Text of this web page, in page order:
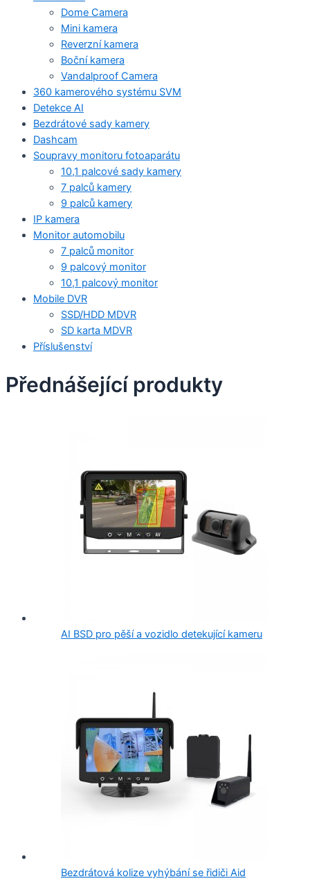
Dome Camera
Mini kamera
Reverzní kamera
Boční kamera
Vandalproof Camera
360 kamerového systému SVM
Detekce AI
Bezdrátové sady kamery
Dashcam
Soupravy monitoru fotoaparátu
10,1 palcové sady kamery
7 palců kamery
9 palců kamery
IP kamera
Monitor automobilu
7 palců monitor
9 palcový monitor
10,1 palcový monitor
Mobile DVR
SSD/HDD MDVR
SD karta MDVR
Příslušenství
Přednášející produkty
AI BSD pro pěší a vozidlo detekující kameru
Bezdrátová kolize vyhýbání se řidiči Aid